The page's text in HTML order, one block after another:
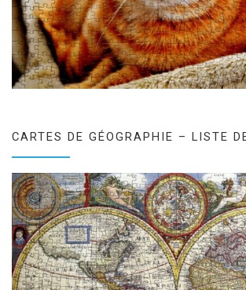
CARTES DE GÉOGRAPHIE – LISTE